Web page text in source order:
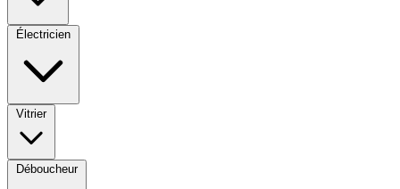
Électricien
Vitrier
Déboucheur